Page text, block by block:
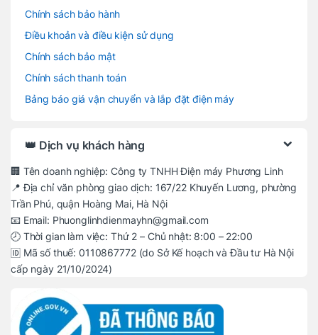
Chính sách bảo hành
Điều khoản và điều kiện sử dụng
Chính sách bảo mật
Chính sách thanh toán
Bảng báo giá vận chuyển và lắp đặt điện máy
👑 Dịch vụ khách hàng
🏢 Tên doanh nghiệp: Công ty TNHH Điện máy Phương Linh
📍 Địa chỉ văn phòng giao dịch: 167/22 Khuyến Lương, phường
Trần Phú, quận Hoàng Mai, Hà Nội
📧 Email: Phuonglinhdienmayhn@gmail.com
🕗 Thời gian làm việc: Thứ 2 – Chủ nhật: 8:00 – 22:00
🆔 Mã số thuế: 0110867772 (do Sở Kế hoạch và Đầu tư Hà Nội
cấp ngày 21/10/2024)